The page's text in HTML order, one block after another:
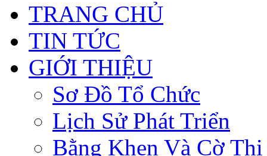
TRANG CHỦ
TIN TỨC
GIỚI THIỆU
Sơ Đồ Tổ Chức
Lịch Sử Phát Triển
Bằng Khen Và Cờ